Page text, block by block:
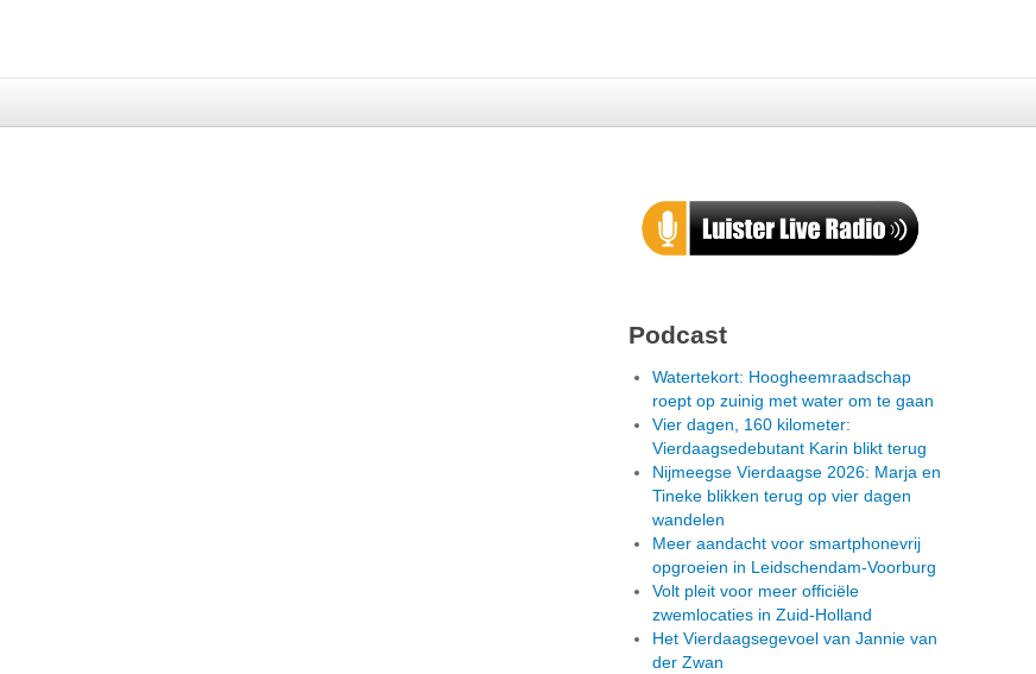
Podcast
Watertekort: Hoogheemraadschap
roept op zuinig met water om te gaan
Vier dagen, 160 kilometer:
Vierdaagsedebutant Karin blikt terug
Nijmeegse Vierdaagse 2026: Marja en
Tineke blikken terug op vier dagen
wandelen
Meer aandacht voor smartphonevrij
opgroeien in Leidschendam-Voorburg
Volt pleit voor meer officiële
zwemlocaties in Zuid-Holland
Het Vierdaagsegevoel van Jannie van
der Zwan